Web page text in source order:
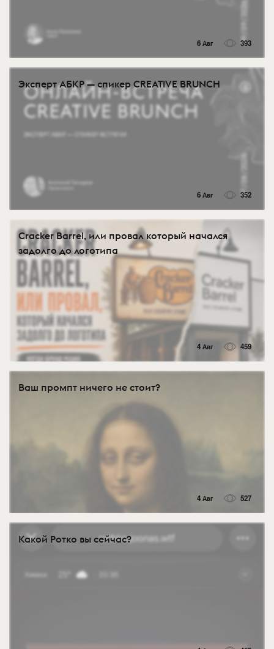
6 Авг 393
Эксперт АБКР — спикер CREATIVE BRUNCH
6 Авг 352
Cracker Barrel, или провал который начался
задолго до логотипа
4 Авг 459
Ваш промпт ничего не стоит?
4 Авг 527
Какой Ротко вы сейчас?